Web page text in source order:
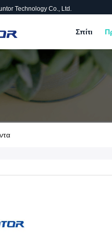
Technology Co., Ltd.
Σπίτι